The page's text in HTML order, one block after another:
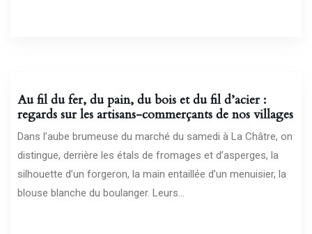
Au fil du fer, du pain, du bois et du fil d’acier :
regards sur les artisans-commerçants de nos villages
Dans l’aube brumeuse du marché du samedi à La Châtre, on
distingue, derrière les étals de fromages et d’asperges, la
silhouette d’un forgeron, la main entaillée d’un menuisier, la
blouse blanche du boulanger. Leurs...